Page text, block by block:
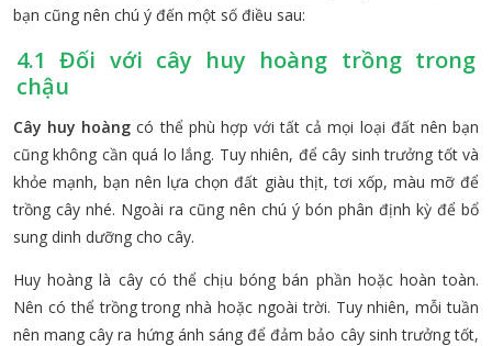
bạn cũng nên chú ý đến một số điều sau:
4.1 Đối với cây huy hoàng trồng trong
chậu
Cây huy hoàng có thể phù hợp với tất cả mọi loại đất nên bạn
cũng không cần quá lo lắng. Tuy nhiên, để cây sinh trưởng tốt và
khỏe mạnh, bạn nên lựa chọn đất giàu thịt, tơi xốp, màu mỡ để
trồng cây nhé. Ngoài ra cũng nên chú ý bón phân định kỳ để bổ
sung dinh dưỡng cho cây.
Huy hoàng là cây có thể chịu bóng bán phần hoặc hoàn toàn.
Nên có thể trồng trong nhà hoặc ngoài trời. Tuy nhiên, mỗi tuần
nên mang cây ra hứng ánh sáng để đảm bảo cây sinh trưởng tốt,